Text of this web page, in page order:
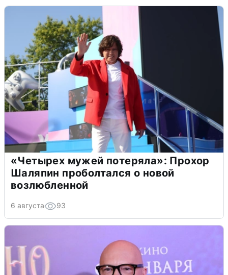
«Четырех мужей потеряла»: Прохор
Шаляпин проболтался о новой
возлюбленной
6 августа 93